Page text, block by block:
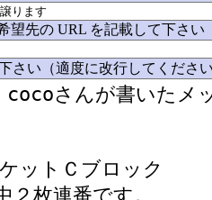
望先の URL を記載して下さい
さい（適度に改行してくださ